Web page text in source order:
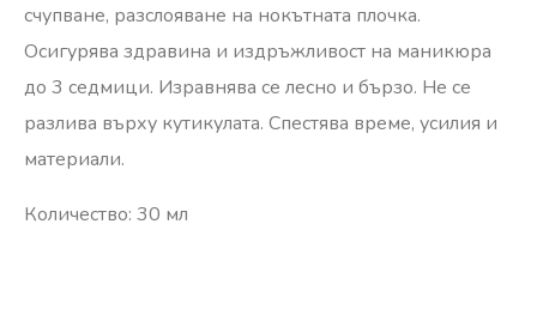
счупване, разслояване на нокътната плочка.
Осигурява здравина и издръжливост на маникюра
до 3 седмици. Изравнява се лесно и бързо. Не се
разлива върху кутикулата. Спестява време, усилия и
материали.
Количество: 30 мл